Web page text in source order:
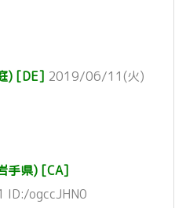
) [DE] 2019/06/11(火)
手県) [CA]
ogccJHN0